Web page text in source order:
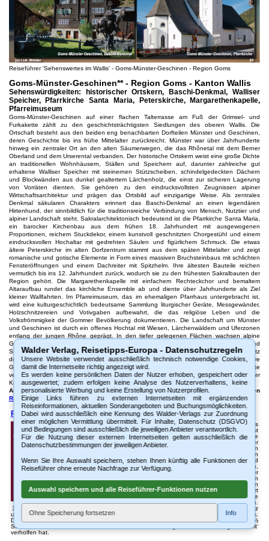
Reiseführer 'Sehenswertes im Wallis' - Goms-Münster-Geschinen - Region Goms
Goms-Münster-Geschinen** - Region Goms - Kanton Wallis
Sehenswürdigkeiten: historischer Ortskern, Baschi-Denkmal, Walliser
Speicher, Pfarrkirche Santa Maria, Peterskirche, Margarethenkapelle,
Pfarreimuseum
Goms-Münster-Geschinen auf einer flachen Talterrasse am Fuß der Grimsel- und
Furkakette zählt zu den geschichtsträchtigsten Siedlungen des oberen Wallis. Die
Ortschaft besteht aus den beiden eng benachbarten Dorfteilen Münster und Geschinen,
deren Geschichte bis ins frühe Mittelalter zurückreicht. Münster war über Jahrhunderte
hinweg ein zentraler Ort an den alten Säumerwegen, die das Rhônetal mit dem Berner
Oberland und dem Urserental verbanden. Der historische Ortskern weist eine große Dichte
an traditionellen Wohnhäusern, Ställen und Speichern auf, darunter zahlreiche gut
erhaltene Walliser Speicher mit steinernen Stützscheiben, schindelgedeckten Dächern
und Blockwänden aus dunkel gealtertem Lärchenholz, die einst zur sicheren Lagerung
von Vorräten dienten. Sie gehören zu den eindrucksvollsten Zeugnissen alpiner
Wirtschaftsarchitektur und prägen das Ortsbild auf einzigartige Weise. Als zentrales
Denkmal säkularen Charakters erinnert das Baschi-Denkmal an einen legendären
Hirtenhund, der sinnbildlich für die traditionsreiche Verbindung von Mensch, Nutztier und
alpiner Landschaft steht. Sakralarchitektonisch bedeutend ist die Pfarrkirche Santa Maria,
ein barocker Kirchenbau aus dem frühen 18. Jahrhundert mit ausgewogenen
Proportionen, reichem Stuckdekor, einem kunstvoll geschnitzten Chorgestühl und einem
eindrucksvollen Hochaltar mit gedrehten Säulen und figürlichem Schmuck. Die etwas
ältere Peterskirche im alten Dorfzentrum stammt aus dem späten Mittelalter und zeigt
romanische und gotische Elemente in Form eines massiven Bruchsteinbaus mit schlichten
Fensteröffnungen und einem Dachreiter mit Spitzhelm. Ihre ältesten Bauteile reichen
vermutlich bis ins 12. Jahrhundert zurück, wodurch sie zu den frühesten Sakralbauten der
Region gehört. Die Margarethenkapelle mit einfachem Rechteckchor und bemaltem
Altaraufbau rundet das kirchliche Ensemble ab und diente über Jahrhunderte als Ziel
kleiner Wallfahrten. Im Pfarreimuseum, das im ehemaligen Pfarrhaus untergebracht ist,
wird eine kulturgeschichtlich bedeutsame Sammlung liturgischer Geräte, Messgewänder,
Holzschnitzereien und Votivgaben aufbewahrt, die das religiöse Leben und die
Volksfrömmigkeit der Gommer Bevölkerung dokumentieren. Die Landschaft um Münster
und Geschinen ist durch ein offenes Hochtal mit Wiesen, Lärchenwäldern und Uferzonen
entlang der jungen Rhône geprägt. In den tiefer gelegenen Flächen wachsen alpine
Gräser, Trollblumen und Arnika, während in höheren Lagen Enziane, Bergaster und
Silberdisteln anzutreffen sind. Die Region ist von einem engmaschigen Wanderwegenetz
durchzogen und im Winter Teil des weit bekannten Langlaufzentrums Goms. Die klare
Gliederung der Dörfer, ihre architektonische Geschlossenheit und die naturräumliche Weite
verleihen Goms-Münster-Geschinen eine besondere Stellung unter den Gommer
Kulturdörfern. (c)WV
Ausführliche Beschreibung der Sehenswürdigkeiten im 200-seitigen gedruckten
Reiseführer 'Sehenswertes im Wallis'
Reiseführer-Bahnreiseführer 'Glacier Express'
Zu Recht genießt er den Ruf als
'langsamster Schnellzug der Welt', doch ist
er gleichermaßen für seine einzigartige
Streckenführung berühmt - der Glacier
Express. Seit nunmehr über 75 Jahren
verkehrt dieser Zug zwischen den
berühmten Viertausendern Matterhorn und
Piz Bernina auf einer enorm schwierigen,
vielfach in ihrem urwüchsigen Charakter
erhaltenen Strecke . In den 'Goldenen
Zwanzigern', als in so manchem kleinen
Bergdorf der Wandel zum eleganten Kurort
spürbar wurde, bestand die heutige
Gebirgsbahn zunächst nur in Teilstücken.
1930 fuhr ein durchgehender Zug zwischen den Touristikzentren Zermatt und St. Moritz
und es begann die Erfolgsgeschichte der spektakulärsten Bahnverbindung Europas.
Dauerte es damals noch fast 11 Stunden, benötigt der Glacier Express heute rund 7½
Stunden für die 290 km, was ihm zu dem Beinamen 'langsamster Schnellzug der Welt'
verholfen hat.
Walder Verlag, Reisetipps-Europa - Datenschutzregeln
Unsere Website verwendet ausschließlich technisch notwendige Cookies,
damit die Internetseite richtig angezeigt wird.
Es werden keine persönlichen Daten der Nutzer erhoben, gespeichert oder
ausgewertet; zudem erfolgen keine Analyse des Nutzerverhaltens, keine
personalisierte Werbung und keine Erstellung von Nutzerprofilen.
Einige Links führen zu externen Internetseiten mit ergänzenden
Reiseinformationen, aktuellen Sonderangeboten und Buchungsmöglichkeiten.
Dabei wird ausschließlich eine Kennung des Walder-Verlags zur Zuordnung
einer möglichen Vermittlung übermittelt. Für Inhalte, Datenschutz (DSGVO)
und Bedingungen sind ausschließlich die jeweiligen Anbieter verantwortlich.
Für die Nutzung dieser externen Internetseiten gelten ausschließlich die
Datenschutzbestimmungen der jeweiligen Anbieter.
Wenn Sie Ihre Auswahl speichern, stehen Ihnen künftig alle Funktionen der
Reiseführer ohne erneute Nachfrage zur Verfügung.
Auswahl speichern und alle Reiseführer-Funktionen nutzen
Ohne Speicherung fortsetzen Info